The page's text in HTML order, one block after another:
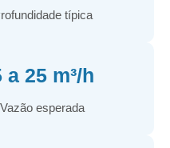
típica
a 25 m³/h
Vazão esperada